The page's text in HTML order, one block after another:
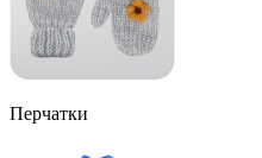
Перчатки